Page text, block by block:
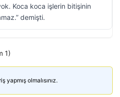
Koca koca işlerin bitişinin
demişti.
1)
yapmış olmalısınız.